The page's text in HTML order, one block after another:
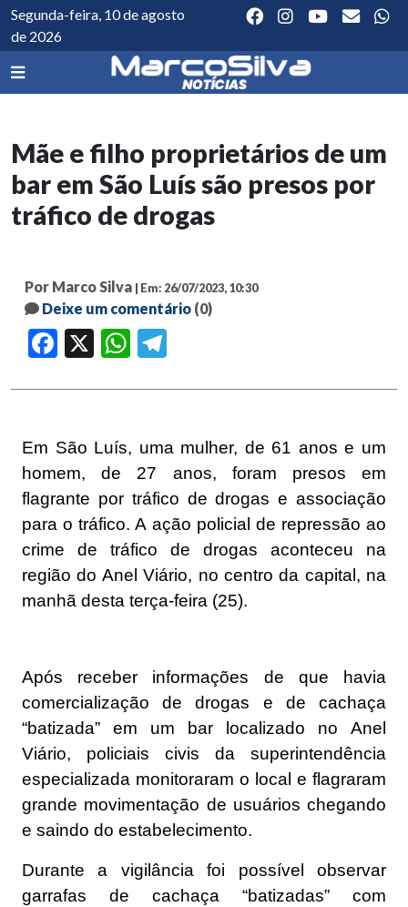
Segunda-feira, 10 de agosto
de 2026
Mãe e filho proprietários de um
bar em São Luís são presos por
tráfico de drogas
Por Marco Silva | Em: 26/07/2023, 10:30
Deixe um comentário (0)
Facebook WhatsApp
Em São Luís, uma mulher, de 61 anos e um
homem, de 27 anos, foram presos em
flagrante por tráfico de drogas e associação
para o tráfico. A ação policial de repressão ao
crime de tráfico de drogas aconteceu na
região do Anel Viário, no centro da capital, na
manhã desta terça-feira (25).
Após receber informações de que havia
comercialização de drogas e de cachaça
“batizada” em um bar localizado no Anel
Viário, policiais civis da superintendência
especializada monitoraram o local e flagraram
grande movimentação de usuários chegando
e saindo do estabelecimento.
Durante a vigilância foi possível observar
garrafas de cachaça “batizadas” com